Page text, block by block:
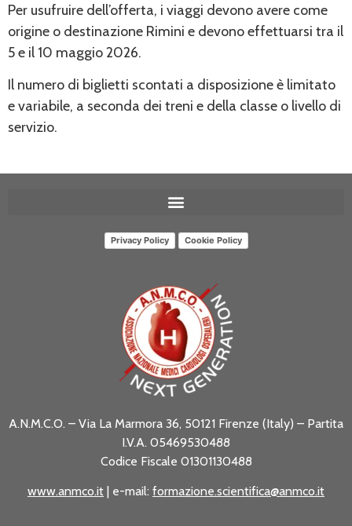
Per usufruire dell’offerta, i viaggi devono avere come
origine o destinazione Rimini e devono effettuarsi tra il
5 e il 10 maggio 2026.
Il numero di biglietti scontati a disposizione è limitato
e variabile, a seconda dei treni e della classe o livello di
servizio.
Privacy Policy Cookie Policy
A.N.M.C.O. – Via La Marmora 36, 50121 Firenze (Italy) – Partita
I.V.A. 05469530488
Codice Fiscale 01301130488
www.anmco.it | e-mail: formazione.scientifica@anmco.it